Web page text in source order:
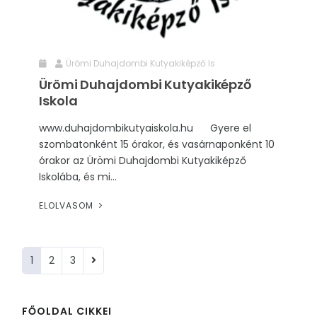
Ürömi Duhajdombi Kutyakiképző Is
Ürömi Duhajdombi Kutyakiképző
Iskola
www.duhajdombikutyaiskola.hu Gyere el
szombatonként 15 órakor, és vasárnaponként 10
órakor az Ürömi Duhajdombi Kutyakiképző
Iskolába, és mi...
ELOLVASOM
1 2 3
FŐOLDAL CIKKEI